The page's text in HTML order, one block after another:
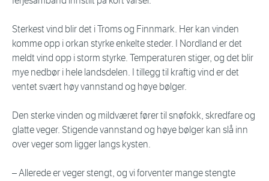
Sterkest vind blir det i Troms og Finnmark. Her kan vinden
komme opp i orkan styrke enkelte steder. I Nordland er det
meldt vind opp i storm styrke. Temperaturen stiger, og det blir
mye nedbør i hele landsdelen. I tillegg til kraftig vind er det
ventet svært høy vannstand og høye bølger.
Den sterke vinden og mildværet fører til snøfokk, skredfare og
glatte veger. Stigende vannstand og høye bølger kan slå inn
over veger som ligger langs kysten.
– Allerede er veger stengt, og vi forventer mange stengte